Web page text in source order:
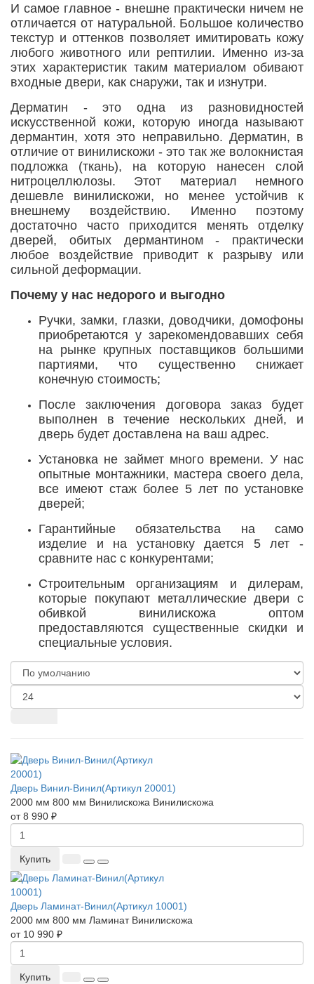
И самое главное - внешне практически ничем не
отличается от натуральной. Большое количество
текстур и оттенков позволяет имитировать кожу
любого животного или рептилии. Именно из-за
этих характеристик таким материалом обивают
входные двери, как снаружи, так и изнутри.
Дерматин - это одна из разновидностей
искусственной кожи, которую иногда называют
дермантин, хотя это неправильно. Дерматин, в
отличие от винилискожи - это так же волокнистая
подложка (ткань), на которую нанесен слой
нитроцеллюлозы. Этот материал немного
дешевле винилискожи, но менее устойчив к
внешнему воздействию. Именно поэтому
достаточно часто приходится менять отделку
дверей, обитых дермантином - практически
любое воздействие приводит к разрыву или
сильной деформации.
Почему у нас недорого и выгодно
Ручки, замки, глазки, доводчики, домофоны
приобретаются у зарекомендовавших себя
на рынке крупных поставщиков большими
партиями, что существенно снижает
конечную стоимость;
После заключения договора заказ будет
выполнен в течение нескольких дней, и
дверь будет доставлена на ваш адрес.
Установка не займет много времени. У нас
опытные монтажники, мастера своего дела,
все имеют стаж более 5 лет по установке
дверей;
Гарантийные обязательства на само
изделие и на установку дается 5 лет -
сравните нас с конкурентами;
Строительным организациям и дилерам,
которые покупают металлические двери с
обивкой винилискожа оптом
предоставляются существенные скидки и
специальные условия.
Дверь Винил-Винил(Артикул 20001)
2000 мм 800 мм Винилискожа Винилискожа
от 8 990 ₽
Купить
Дверь Ламинат-Винил(Артикул 10001)
2000 мм 800 мм Ламинат Винилискожа
от 10 990 ₽
Купить